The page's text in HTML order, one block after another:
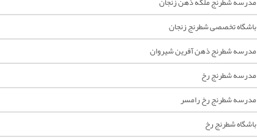
باشگاه تخصصی شطرنج زنجان
مدرسه شطرنج ذهن آفرین شیروان
مدرسه شطرنج رخ
مدرسه شطرنج رخ رامسر
باشگاه شطرنج رخ